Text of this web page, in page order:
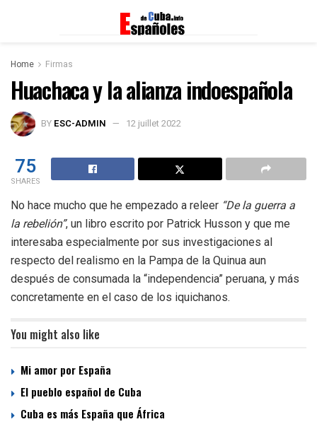
Home Firmas
Huachaca y la alianza indoespañola
BY ESC-ADMIN 12 juillet 2022
75
SHARES
No hace mucho que he empezado a releer “De la guerra a
la rebelión”, un libro escrito por Patrick Husson y que me
interesaba especialmente por sus investigaciones al
respecto del realismo en la Pampa de la Quinua aun
después de consumada la “independencia” peruana, y más
concretamente en el caso de los iquichanos.
You might also like
Mi amor por España
El pueblo español de Cuba
Cuba es más España que África